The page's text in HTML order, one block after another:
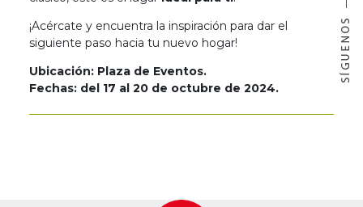
¡Acércate y encuentra la inspiración para dar el
siguiente paso hacia tu nuevo hogar!
Ubicación: Plaza de Eventos.
Fechas: del 17 al 20 de octubre de 2024.